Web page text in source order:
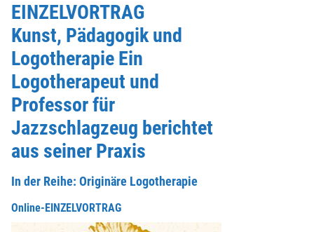
EINZELVORTRAG
Kunst, Pädagogik und
Logotherapie Ein
Logotherapeut und
Professor für
Jazzschlagzeug berichtet
aus seiner Praxis
In der Reihe: Originäre Logotherapie
Online-EINZELVORTRAG